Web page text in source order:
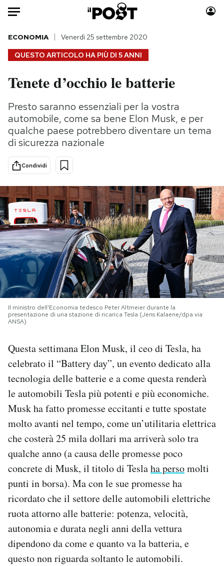
Auto
HOME
Italia
Politica
Tecnologia
Internet
Scienza
Cultura
Economia
Sport
Moda
Consumismi
Storie/Idee
Altrecose
Mondiali calcio 2026
PODCAST
NEWSLETTER
I MIEI PREFERITI
CALENDARIO
AREA PERSONALE
Area Personale
Newsletter
Notifiche mobile
Regala il Post
Hai bisogno di aiuto?
Esci
QUESTO ARTICOLO HA PIÙ DI 5 ANNI
ECONOMIA Venerdì 25 settembre 2020
Tenete d’occhio le batterie
Presto saranno essenziali per la vostra
automobile, come sa bene Elon Musk, e per
qualche paese potrebbero diventare un tema
di sicurezza nazionale
Condividi
Il ministro dell'Economia tedesco Peter Altmeier durante la
presentazione di una stazione di ricarica Tesla (Jens Kalaene/dpa via
ANSA)
Questa settimana Elon Musk, il ceo di Tesla, ha
celebrato il “Battery day”, un evento dedicato alla
tecnologia delle batterie e a come questa renderà
le automobili Tesla più potenti e più economiche.
Musk ha fatto promesse eccitanti e tutte spostate
molto avanti nel tempo, come un’utilitaria elettrica
che costerà 25 mila dollari ma arriverà solo tra
qualche anno (a causa delle promesse poco
concrete di Musk, il titolo di Teslaha persomolti
punti in borsa). Ma con le sue promesse ha
ricordato che il settore delle automobili elettriche
ruota attorno alle batterie: potenza, velocità,
autonomia e durata negli anni della vettura
dipendono da come e quanto va la batteria, e
questo non riguarda soltanto le automobili.